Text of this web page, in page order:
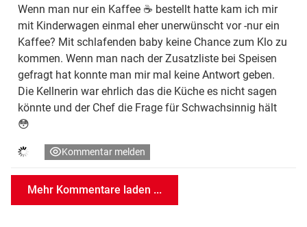
Wenn man nur ein Kaffee ☕️ bestellt hatte kam ich mir
mit Kinderwagen einmal eher unerwünscht vor -nur ein
Kaffee? Mit schlafenden baby keine Chance zum Klo zu
kommen. Wenn man nach der Zusatzliste bei Speisen
gefragt hat konnte man mir mal keine Antwort geben.
Die Kellnerin war ehrlich das die Küche es nicht sagen
könnte und der Chef die Frage für Schwachsinnig hält
😳
Kommentar melden
Mehr Kommentare laden ...